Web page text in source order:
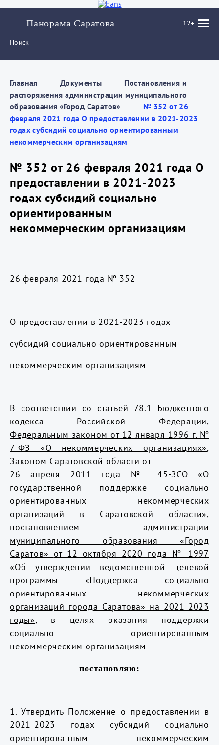
Панорама Саратова 12+
Главная Документы
Постановления и
распоряжения администрации муниципального
образования «Город Саратов»
№ 352 от 26
февраля 2021 года О предоставлении в 2021-2023
годах субсидий социально ориентированным
некоммерческим организациям
№ 352 от 26 февраля 2021 года О
предоставлении в 2021-2023
годах субсидий социально
ориентированным
некоммерческим организациям
26 февраля 2021 года № 352
О предоставлении в 2021-2023 годах
субсидий социально ориентированным
некоммерческим организациям
В соответствии со статьей 78.1 Бюджетного
кодекса Российской Федерации,
Федеральным законом от 12 января 1996 г. №
7-ФЗ «О некоммерческих организациях»,
Законом Саратовской области от
26 апреля 2011 года № 45-ЗСО «О
государственной поддержке социально
ориентированных некоммерческих
организаций в Саратовской области»,
постановлением администрации
муниципального образования «Город
Саратов» от 12 октября 2020 года № 1997
«Об утверждении ведомственной целевой
программы «Поддержка социально
ориентированных некоммерческих
организаций города Саратова» на 2021-2023
годы»,в целях оказания поддержки
социально ориентированным
некоммерческим организациям
постановляю:
1. Утвердить Положение о предоставлении в
2021-2023 годах субсидий социально
ориентированным некоммерческим